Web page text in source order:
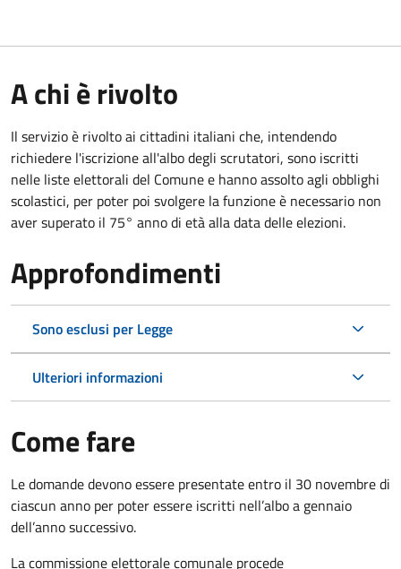
A chi è rivolto
Il servizio è rivolto ai cittadini italiani che, intendendo
richiedere l'iscrizione all'albo degli scrutatori, sono iscritti
nelle liste elettorali del Comune e hanno assolto agli obblighi
scolastici, per poter poi svolgere la funzione è necessario non
aver superato il 75° anno di età alla data delle elezioni.
Approfondimenti
Sono esclusi per Legge
Ulteriori informazioni
Come fare
Le domandedevono essere presentate entro il 30 novembre di
ciascun anno per poter essere iscritti nell’albo a gennaio
dell’anno successivo.
La commissione elettorale comunale procede